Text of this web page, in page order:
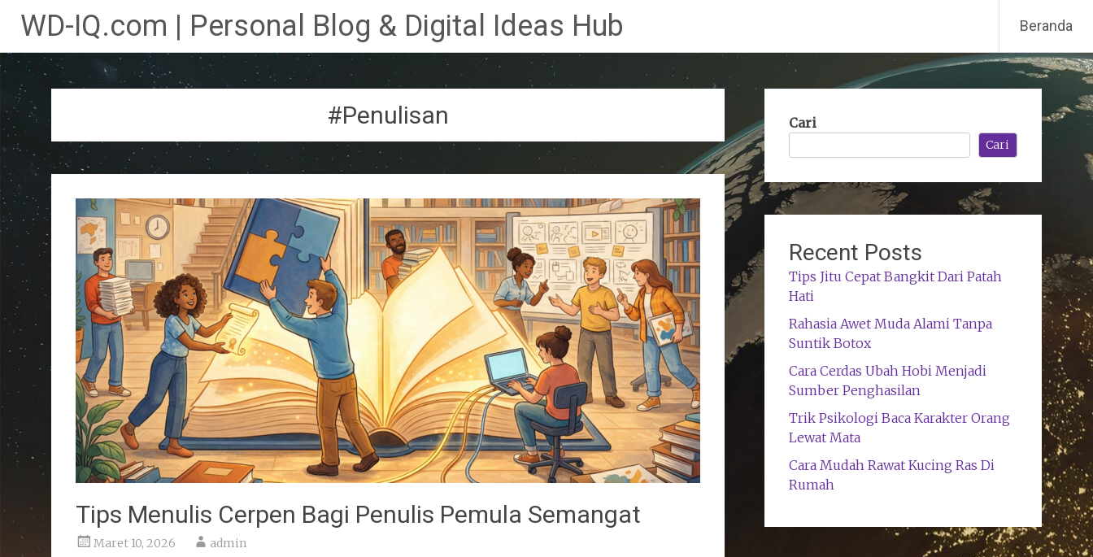
Lompat
konten
WD-IQ.com | Personal Blog & Digital Ideas Hub Beranda
#Penulisan
Tips Menulis Cerpen Bagi Penulis Pemula Semangat
Maret 10, 2026 admin
Cari
Cari
Recent Posts
Tips Jitu Cepat Bangkit Dari Patah
Hati
Rahasia Awet Muda Alami Tanpa
Suntik Botox
Cara Cerdas Ubah Hobi Menjadi
Sumber Penghasilan
Trik Psikologi Baca Karakter Orang
Lewat Mata
Cara Mudah Rawat Kucing Ras Di
Rumah